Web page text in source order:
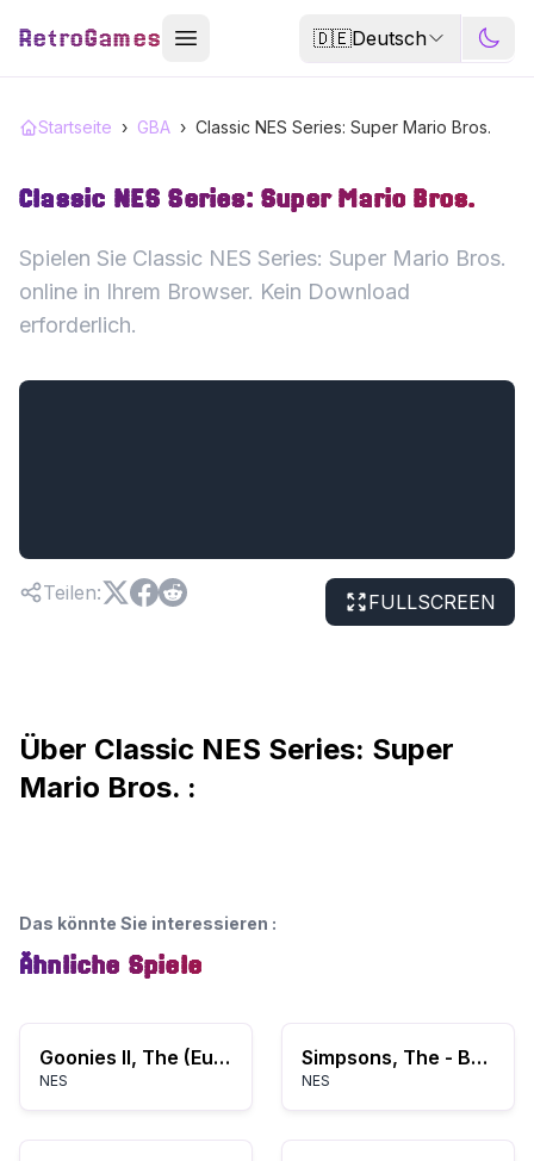
RetroGames 🇩🇪Deutsch
Startseite › GBA › Classic NES Series: Super Mario Bros.
Classic NES Series: Super Mario Bros.
Spielen Sie Classic NES Series: Super Mario Bros.
online in Ihrem Browser. Kein Download
erforderlich.
Teilen: FULLSCREEN
Über Classic NES Series: Super
Mario Bros. :
Das könnte Sie interessieren :
Ähnliche Spiele
Goonies II, The (Europe)
NES
Simpsons, The - Bart vs. the Space Mutants (USA)
NES